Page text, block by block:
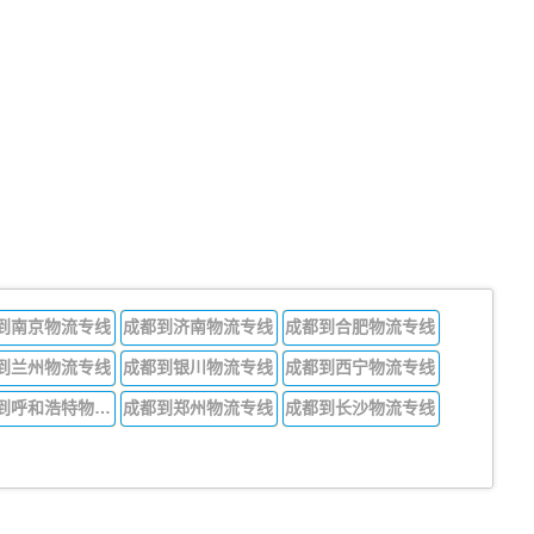
南京物流专线 成都到济南物流专线 成都到合肥物流专线
兰州物流专线 成都到银川物流专线 成都到西宁物流专线
成都到呼和浩特物流专线 成都到郑州物流专线 成都到长沙物流专线